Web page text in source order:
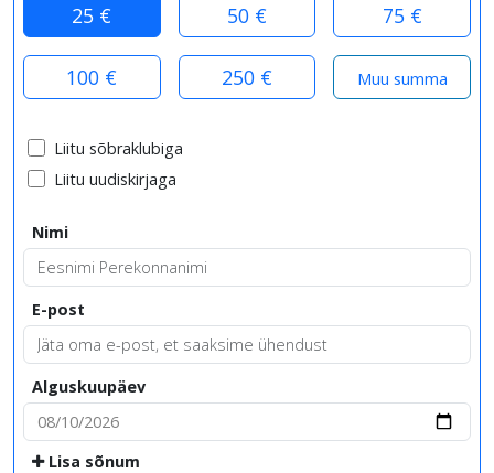
25 € 50 € 75 €
100 € 250 €
Liitu sõbraklubiga
Liitu uudiskirjaga
Nimi
E-post
Alguskuupäev
Lisa sõnum